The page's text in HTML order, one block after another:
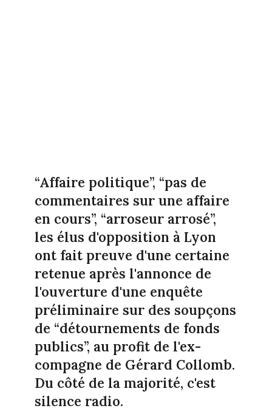
“Affaire politique”, “pas de
commentaires sur une affaire
en cours”, “arroseur arrosé”,
les élus d'opposition à Lyon
ont fait preuve d'une certaine
retenue après l'annonce de
l'ouverture d'une enquête
préliminaire sur des soupçons
de “détournements de fonds
publics”, au profit de l'ex-
compagne de Gérard Collomb.
Du côté de la majorité, c'est
silence radio.